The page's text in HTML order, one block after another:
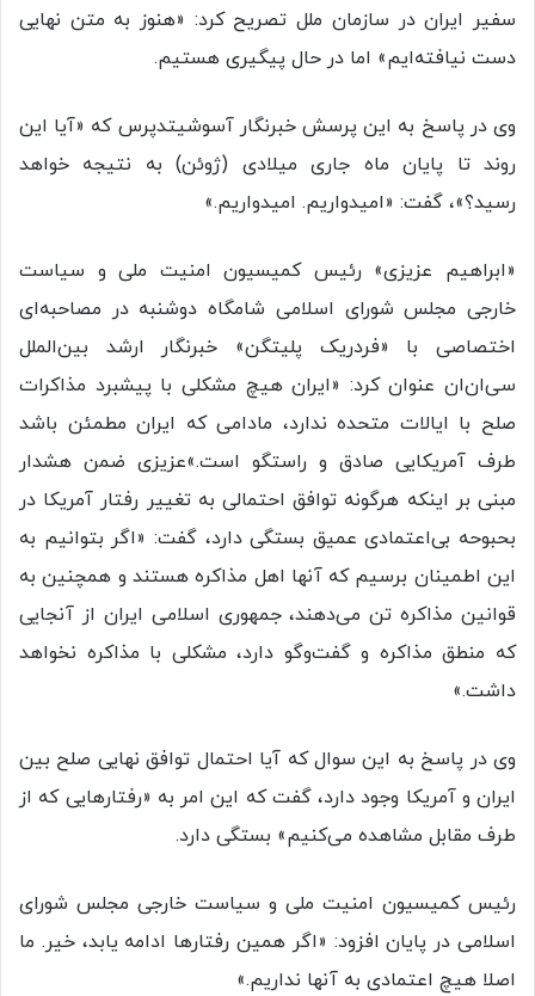
سفیر ایران در سازمان ملل تصریح کرد: «هنوز به متن نهایی
دست نیافته‌ایم» اما در حال پیگیری هستیم.
وی در پاسخ به این پرسش خبرنگار آسوشیتدپرس که «آیا این
روند تا پایان ماه جاری میلادی (ژوئن) به نتیجه خواهد
رسید؟»، گفت: «امیدواریم. امیدواریم.»
«ابراهیم عزیزی» رئیس کمیسیون امنیت ملی و سیاست
خارجی مجلس شورای اسلامی شامگاه دوشنبه در مصاحبه‌ای
اختصاصی با «فردریک پلیتگن» خبرنگار ارشد بین‌الملل
سی‌ان‌ان عنوان کرد: «ایران هیچ مشکلی با پیشبرد مذاکرات
صلح با ایالات متحده ندارد، مادامی که ایران مطمئن باشد
طرف آمریکایی صادق و راستگو است.»عزیزی ضمن هشدار
مبنی بر اینکه هرگونه توافق احتمالی به تغییر رفتار آمریکا در
بحبوحه بی‌اعتمادی عمیق بستگی دارد، گفت: «اگر بتوانیم به
این اطمینان برسیم که آنها اهل مذاکره هستند و همچنین به
قوانین مذاکره تن می‌دهند، جمهوری اسلامی ایران از آنجایی
که منطق مذاکره و گفت‌وگو دارد، مشکلی با مذاکره نخواهد
داشت.»
وی در پاسخ به این سوال که آیا احتمال توافق نهایی صلح بین
ایران و آمریکا وجود دارد، گفت که این امر به «رفتارهایی که از
طرف مقابل مشاهده می‌کنیم» بستگی دارد.
رئیس کمیسیون امنیت ملی و سیاست خارجی مجلس شورای
اسلامی در پایان افزود: «اگر همین رفتارها ادامه یابد، خیر. ما
اصلا هیچ اعتمادی به آنها نداریم.»